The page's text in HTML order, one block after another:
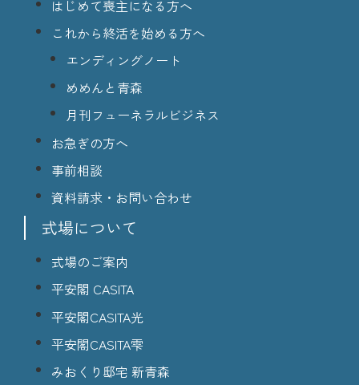
はじめて喪主になる方へ
これから終活を始める方へ
エンディングノート
めめんと青森
月刊フューネラルビジネス
お急ぎの方へ
事前相談
資料請求・お問い合わせ
式場について
式場のご案内
平安閣 CASITA
平安閣CASITA光
平安閣CASITA雫
みおくり邸宅 新青森